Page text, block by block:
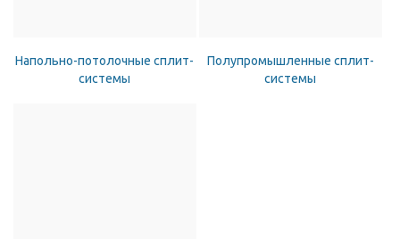
Напольно-потолочные сплит-
системы
Полупромышленные сплит-
системы